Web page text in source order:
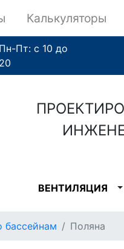
Калькуляторы
Пн-Пт: с 10 до
20
ВЕНТИЛЯЦИЯ
бассейнам Поляна